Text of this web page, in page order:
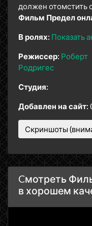
должен отомстить
Фильм Предел
В ролях: Показать
Режиссер: Роберт
Родригес
Студия:
Добавлен на сайт:
Скриншоты
Cмотреть
в хорошем